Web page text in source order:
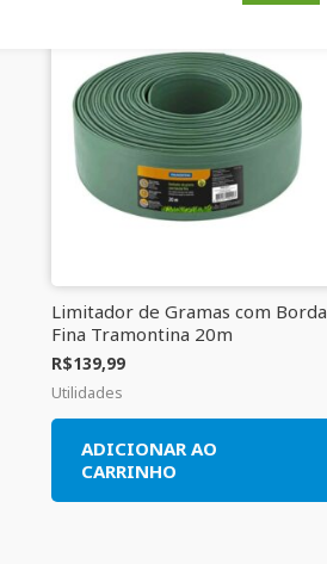
Limitador de Gramas com Borda
Fina Tramontina 20m
R$139,99
Utilidades
ADICIONAR AO
CARRINHO